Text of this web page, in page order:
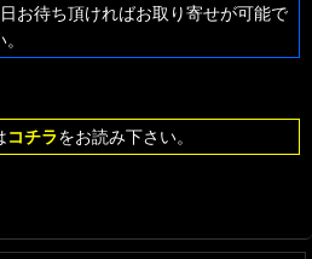
お待ち頂ければお取り寄せが可能で
コチラをお読み下さい。